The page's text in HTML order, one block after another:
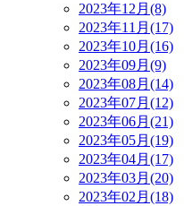
2023年12月(8)
2023年11月(17)
2023年10月(16)
2023年09月(9)
2023年08月(14)
2023年07月(12)
2023年06月(21)
2023年05月(19)
2023年04月(17)
2023年03月(20)
2023年02月(18)